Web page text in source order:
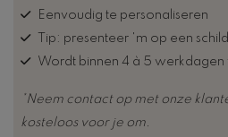
Eenvoudig te personaliseren
Tip: presenteer 'm op een
Wordt binnen 4 à 5 werkdagen
*Neem contact op met onze
kosteloos voor je om.